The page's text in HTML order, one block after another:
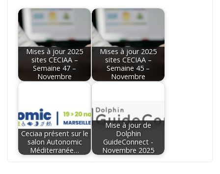
Mises à jour 2025
sites CECIAA –
Semaine 47 –
Novembre
Mises à jour 2025
sites CECIAA –
Semaine 45 –
Novembre
Ceciaa présent sur le
salon Autonomic
Méditerranée…
Mise à jour de
Dolphin
GuideConnect -
Novembre 2025